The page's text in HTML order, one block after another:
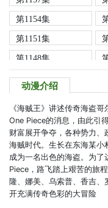
第1154集
第1151集
第1148集
第1145集
第1139集
第1136集
第1133集
第1111集
第1094集
动漫介绍
《海贼王》讲述传奇海盗
One Piece的消息，由此引
财富展开争夺，各种势力
海贼时代。生长在东海某小
成为一名出色的海盗。为
Piece，路飞踏上艰苦的旅
隆、娜美、乌索普、香吉
开充满传奇色彩的大冒险